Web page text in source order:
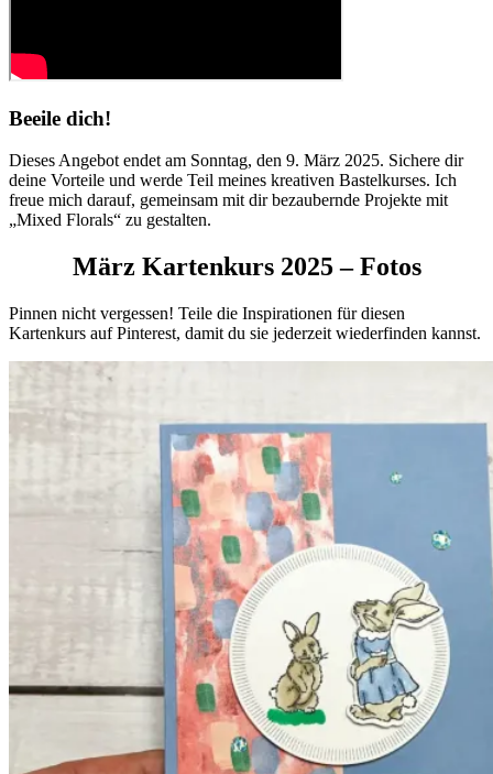
Beeile dich!
Dieses Angebot endet am Sonntag, den 9. März 2025. Sichere dir
deine Vorteile und werde Teil meines kreativen Bastelkurses. Ich
freue mich darauf, gemeinsam mit dir bezaubernde Projekte mit
„Mixed Florals“ zu gestalten.
März Kartenkurs 2025 – Fotos
Pinnen nicht vergessen! Teile die Inspirationen für diesen
Kartenkurs auf Pinterest, damit du sie jederzeit wiederfinden kannst.